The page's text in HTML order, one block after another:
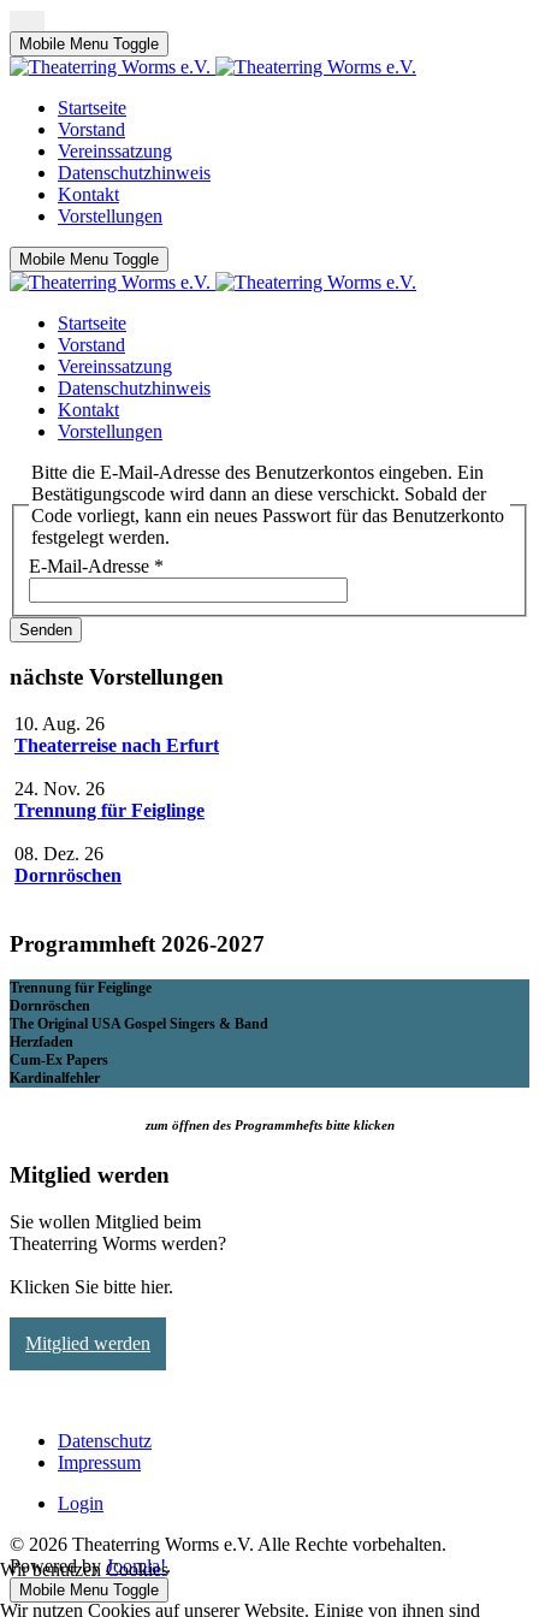
Mobile Menu Toggle
Startseite
Vorstand
Vereinssatzung
Datenschutzhinweis
Kontakt
Vorstellungen
Mobile Menu Toggle
Startseite
Vorstand
Vereinssatzung
Datenschutzhinweis
Kontakt
Vorstellungen
Bitte die E-Mail-Adresse des Benutzerkontos eingeben. Ein
Bestätigungscode wird dann an diese verschickt. Sobald der
Code vorliegt, kann ein neues Passwort für das Benutzerkonto
festgelegt werden.
E-Mail-Adresse *
Senden
nächste Vorstellungen
10. Aug. 26
Theaterreise nach Erfurt
24. Nov. 26
Trennung für Feiglinge
08. Dez. 26
Dornröschen
Programmheft 2026-2027
Trennung für Feiglinge
Dornröschen
The Original USA Gospel Singers & Band
Herzfaden
Cum-Ex Papers
Kardinalfehler
zum öffnen des Programmhefts bitte klicken
Mitglied werden
Sie wollen Mitglied beim
Theaterring Worms werden?
Klicken Sie bitte hier.
Mitglied werden
Datenschutz
Impressum
Login
© 2026 Theaterring Worms e.V. Alle Rechte vorbehalten.
Powered by Joomla!.
Mobile Menu Toggle
Wir benutzen Cookies
Wir nutzen Cookies auf unserer Website. Einige von ihnen sind